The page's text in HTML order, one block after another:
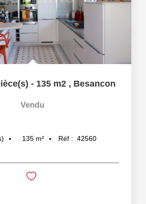
- 135 m2 , Besancon
Vendu
135 m² Réf : 42560